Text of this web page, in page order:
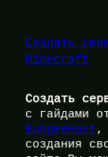
Создать
Minecraft
Создать
с гайдами
BungeeHost,
создания